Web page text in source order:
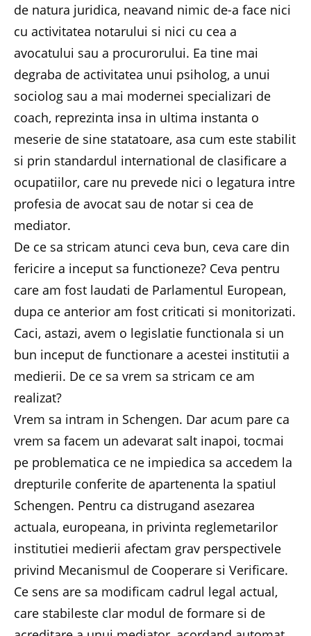
de natura juridica, neavand nimic de-a face nici
cu activitatea notarului si nici cu cea a
avocatului sau a procurorului. Ea tine mai
degraba de activitatea unui psiholog, a unui
sociolog sau a mai modernei specializari de
coach, reprezinta insa in ultima instanta o
meserie de sine statatoare, asa cum este stabilit
si prin standardul international de clasificare a
ocupatiilor, care nu prevede nici o legatura intre
profesia de avocat sau de notar si cea de
mediator.
De ce sa stricam atunci ceva bun, ceva care din
fericire a inceput sa functioneze? Ceva pentru
care am fost laudati de Parlamentul European,
dupa ce anterior am fost criticati si monitorizati.
Caci, astazi, avem o legislatie functionala si un
bun inceput de functionare a acestei institutii a
medierii. De ce sa vrem sa stricam ce am
realizat?
Vrem sa intram in Schengen. Dar acum pare ca
vrem sa facem un adevarat salt inapoi, tocmai
pe problematica ce ne impiedica sa accedem la
drepturile conferite de apartenenta la spatiul
Schengen. Pentru ca distrugand asezarea
actuala, europeana, in privinta reglemetarilor
institutiei medierii afectam grav perspectivele
privind Mecanismul de Cooperare si Verificare.
Ce sens are sa modificam cadrul legal actual,
care stabileste clar modul de formare si de